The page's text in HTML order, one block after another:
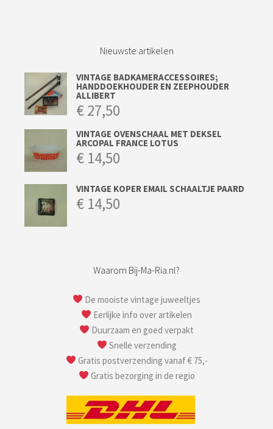
Nieuwste artikelen
VINTAGE BADKAMERACCESSOIRES;
HANDDOEKHOUDER EN ZEEPHOUDER
ALLIBERT
€27,50
VINTAGE OVENSCHAAL MET DEKSEL
ARCOPAL FRANCE LOTUS
€ 14,50
VINTAGE KOPER EMAIL SCHAALTJE PAARD
€ 14,50
Waarom Bij-Ma-Ria.nl?
De mooiste vintage juweeltjes
Eerlijke info over artikelen
Duurzaam en goed verpakt
Snelle verzending
Gratis postverzending vanaf € 75,-
Gratis bezorging in de regio